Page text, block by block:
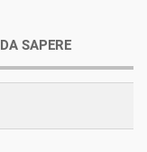
DA SAPERE